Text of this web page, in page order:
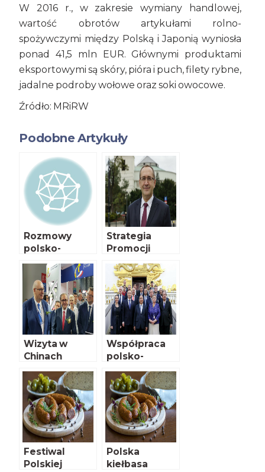
W 2016 r., w zakresie wymiany handlowej,
wartość obrotów artykułami rolno-
spożywczymi między Polską i Japonią wyniosła
ponad 41,5 mln EUR. Głównymi produktami
eksportowymi są skóry, pióra i puch, filety rybne,
jadalne podroby wołowe oraz soki owocowe.
Źródło: MRiRW
Podobne Artykuły
Rozmowy
polsko-
japońskie
Strategia
Promocji
Żywności
Wizyta w
Chinach
Współpraca
polsko-
azjatycka
Festiwal
Polskiej
Polska
kiełbasa